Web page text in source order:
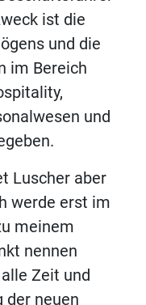
ist die
und die
im Bereich
und
Luscher aber
werde erst im
meinem
nennen
Zeit und
der neuen